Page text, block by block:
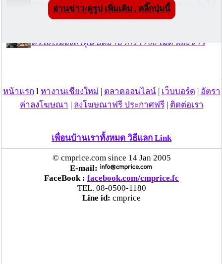
ประสาน สตช.สายด่วน 1441 อายัดบัญชี-ตามเงินได้
ตร.สภ.เมืองลำพูน ยึดยาบ้ากว่า 700 เม็ด หลังชาว
แม่สะเรียง ลุยตรวจ “สกุชชี่“ ของเล่นอันตราย พบไร้
มาตรฐานเสี่ยงอันตราย สั่งห้ามขาย-เตือนภัยผู้
“ลาว” ส่ง “24 คนไทย” กลับประเทศผ่านด่าน
เชียงของ เพื่อดำเนินการตามกฎหมาย พบส่วนใหญ่มี
เอี่ยวแก๊งคอลเซ็นเตอร์
“ตรีนุช” เปิดตัวระบบ “e-WorkPermit” ลงทะเบียน
แรงงานต่างด้าวออนไลน์ ให้บริการ 24 ชั่วโมงทั่ว
อ่านข่าว/ดูรูป เพิ่มเติม . คลิ๊กปุ่มนี้
หน้าแรก l หางานเชียงใหม่ ตลาดออนไลน์| เว็บบอร์ด
อัตรา
ค่าลงโฆษณา
ลงโฆษณาฟรี ประกาศฟรี| ติดต่อเรา
เพื่อนบ้านเราทั้งหมด วิธีแลก Link
© cmprice.com since 14 Jan 2005
E-mail:
FaceBook : facebook.com/cmprice.fc
TEL. 08-0500-1180
Line id: cmprice